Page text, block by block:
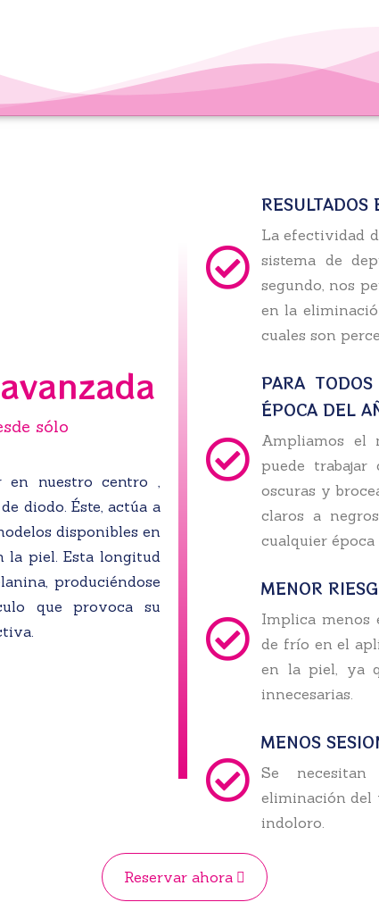
sólo
en nuestro centro ,
diodo. Éste, actúa a
disponibles en
la piel. Esta longitud
produciéndose
que provoca su
RESULTADOS
La efectividad
sistema de
segundo, nos
en la
cuales son
PARA
ÉPOCA DEL
Ampliamos el
puede
oscuras y
claros a
cualquier
MENOR
Implica menos
de frío en el
en la piel, ya
innecesarias.
MENOS
Se
eliminación del
indoloro.
Reservar ahora